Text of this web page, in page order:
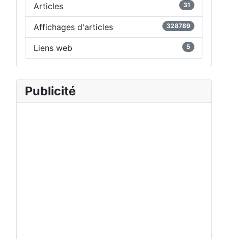
Articles 31
Affichages d'articles 328789
Liens web 5
Publicité